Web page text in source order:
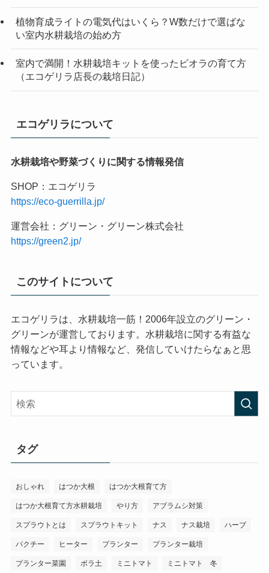
植物育成ライトの電気代はいくら？W数だけで選ばな
い室内水耕栽培の始め方
室内で満開！水耕栽培キットを使ったビオラの育て方
（エコゲリラ店長の栽培日記）
エコゲリラについて
水耕栽培や野菜づくりに関する情報発信
SHOP：エコゲリラ
https://eco-guerrilla.jp/
運営会社：グリーン・グリーン株式会社
https://green2.jp/
このサイトについて
エコゲリラは、水耕栽培一筋！2006年設立のグリーン・
グリーンが運営しております。水耕栽培に関する有益な
情報などや耳より情報など、発信していけたらなぁと思
っています。
タグ
おしゃれ はつか大根 はつか大根育て方
はつか大根育て方水耕栽培 やり方 アブラムシ対策
スプラウトとは スプラウトキット ナス ナス栽培 ハーブ
パクチー ヒーター プランター プランター栽培
プランター菜園 ボラ土 ミニトマト ミニトマト 冬